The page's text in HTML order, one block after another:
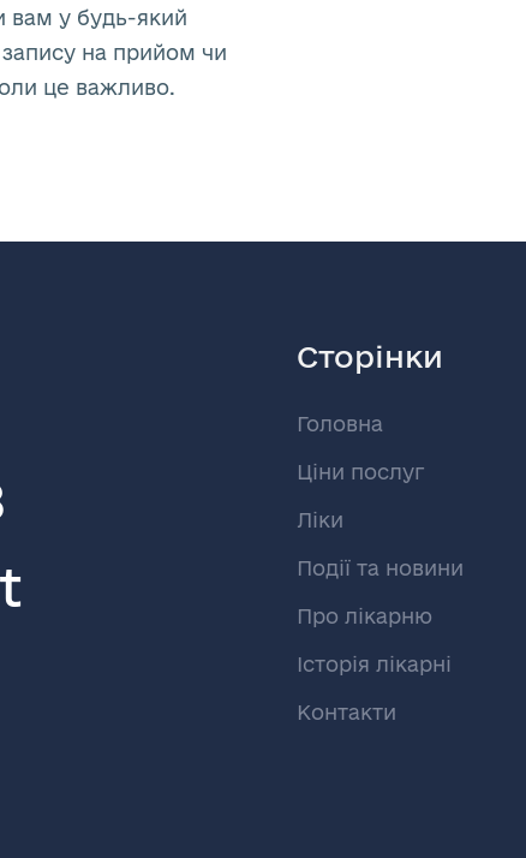
вам у будь-який
на прийом чи
це важливо.
Сторінки
Головна
Ціни послуг
Ліки
Події та новини
Про лікарню
Історія лікарні
Контакти